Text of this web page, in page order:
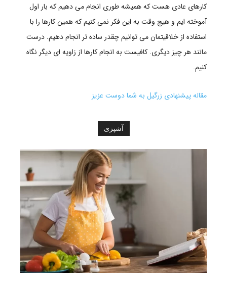
کارهای عادی هست که همیشه طوری انجام می دهیم که بار اول
آموخته ایم و هیچ وقت به این فکر نمی کنیم که همین کارها را با
استفاده از خلاقیتمان می توانیم چقدر ساده تر انجام دهیم. درست
مانند هر چیز دیگری. کافیست به انجام کارها از زاویه ای دیگر نگاه
کنیم.
مقاله پیشنهادی زرگیل به شما دوست عزیز
آشپزی